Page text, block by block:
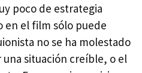
poco de estrategia
en el film sólo puede
no se ha molestado
situación creíble, o el